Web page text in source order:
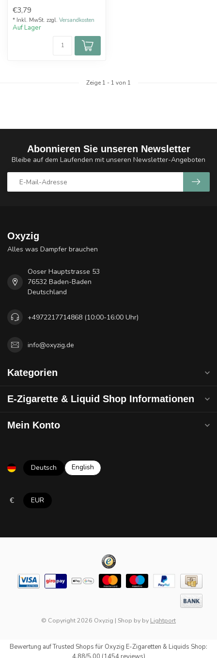
€3,79
* Inkl. MwSt. zzgl. Versandkosten
Auf Lager
Zeige 1 - 1 von 1
Abonnieren Sie unseren Newsletter
Bleibe auf dem Laufenden mit unseren Newsletter-Angeboten
Oxyzig
Alles was Dampfer brauchen
Ooser Hauptstrasse 53
76532 Baden-Baden
Deutschland
+4972217714868 (10:00-16:00 Uhr)
info@oxyzig.de
Kategorien
E-Zigarette & Liquid Shop Informationen
Mein Konto
Deutsch English
€ EUR
© Copyright 2026 Oxyzig | Shop by by Lightport
Bewertung aufTrusted Shopsfür Oxyzig E-Zigaretten & Liquids Shop: